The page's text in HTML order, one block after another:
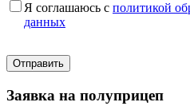
Я соглашаюсь с политикой
данных
Заявка на полуприцеп